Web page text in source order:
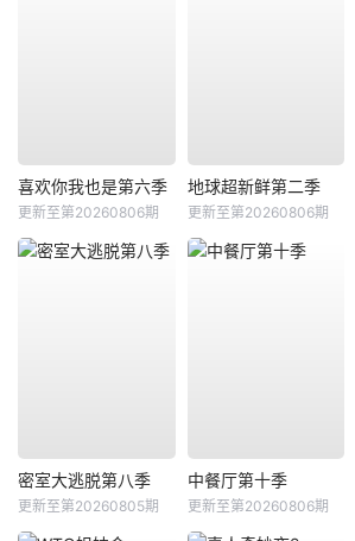
喜欢你我也是第六季
更新至第20260806期
地球超新鲜第二季
更新至第20260806期
密室大逃脱第八季
更新至第20260805期
中餐厅第十季
更新至第20260806期